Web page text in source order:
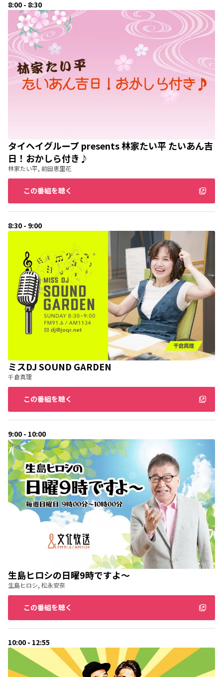
8:00 - 8:30
タイヘイグループ presents 林家たい平 たいあん吉
日！おかしら付き♪
林家たい平, 前田恵里花
この番組を聴く
8:30 - 9:00
ミスDJ SOUND GARDEN
千倉真理
この番組を聴く
9:00 - 10:00
生島ヒロシの日曜9時ですよ～
生島ヒロシ, 松永安奈
この番組を聴く
10:00 - 12:55